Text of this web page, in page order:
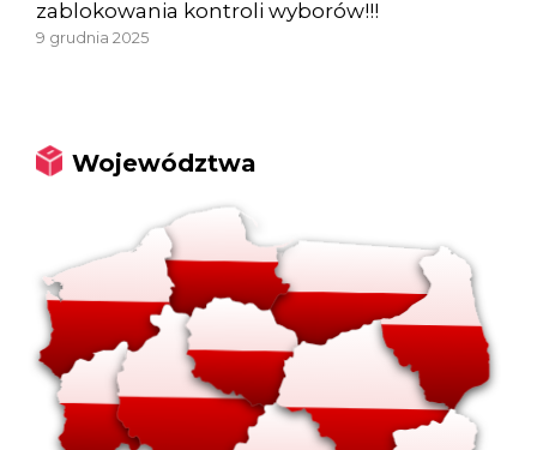
zablokowania kontroli wyborów!!!
9 grudnia 2025
Województwa